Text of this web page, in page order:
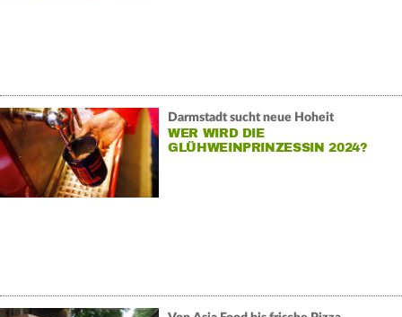
Darmstadt sucht neue Hoheit
WER WIRD DIE
GLÜHWEINPRINZESSIN 2024?